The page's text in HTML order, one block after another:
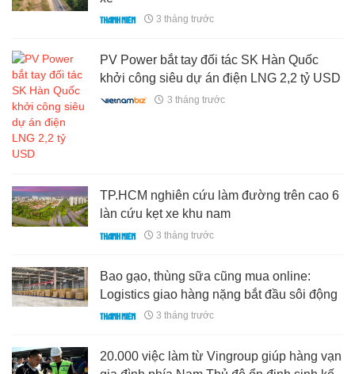
3 tháng trước
PV Power bắt tay đối tác SK Hàn Quốc
khởi công siêu dự án điện LNG 2,2 tỷ USD
3 tháng trước
TP.HCM nghiên cứu làm đường trên cao 6
làn cứu kẹt xe khu nam
3 tháng trước
Bao gạo, thùng sữa cũng mua online:
Logistics giao hàng nặng bắt đầu sôi động
3 tháng trước
20.000 việc làm từ Vingroup giúp hàng vạn